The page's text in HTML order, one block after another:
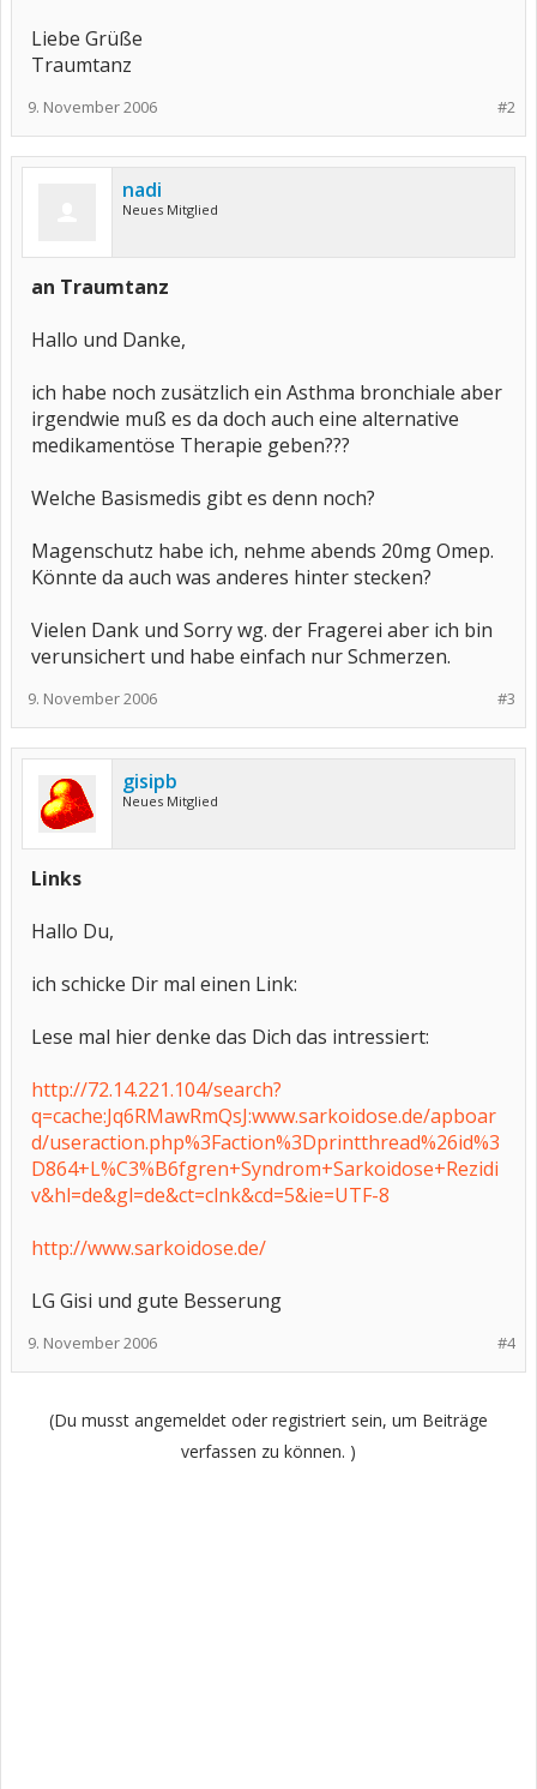
Liebe Grüße
Traumtanz
#2
9. November 2006
nadi
Neues Mitglied
an Traumtanz
Hallo und Danke,
ich habe noch zusätzlich ein Asthma bronchiale aber
irgendwie muß es da doch auch eine alternative
medikamentöse Therapie geben???
Welche Basismedis gibt es denn noch?
Magenschutz habe ich, nehme abends 20mg Omep.
Könnte da auch was anderes hinter stecken?
Vielen Dank und Sorry wg. der Fragerei aber ich bin
verunsichert und habe einfach nur Schmerzen.
#3
9. November 2006
gisipb
Neues Mitglied
Links
Hallo Du,
ich schicke Dir mal einen Link:
Lese mal hier denke das Dich das intressiert:
http://72.14.221.104/search?
q=cache:Jq6RMawRmQsJ:www.sarkoidose.de/apboar
d/useraction.php%3Faction%3Dprintthread%26id%3
D864+L%C3%B6fgren+Syndrom+Sarkoidose+Rezidi
v&hl=de&gl=de&ct=clnk&cd=5&ie=UTF-8
http://www.sarkoidose.de/
LG Gisi und gute Besserung
#4
9. November 2006
(Du musst angemeldet oder registriert sein, um Beiträge
verfassen zu können. )